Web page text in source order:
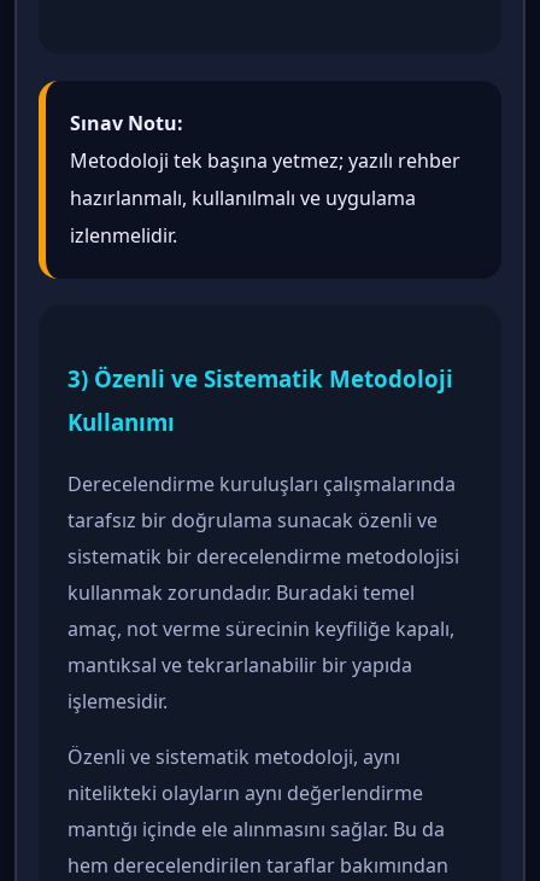
Sınav Notu:
Metodoloji tek başına yetmez; yazılı rehber
hazırlanmalı, kullanılmalı ve uygulama
izlenmelidir.
3) Özenli ve Sistematik Metodoloji
Kullanımı
Derecelendirme kuruluşları çalışmalarında
tarafsız bir doğrulama sunacak özenli ve
sistematik bir derecelendirme metodolojisi
kullanmak zorundadır. Buradaki temel
amaç, not verme sürecinin keyfiliğe kapalı,
mantıksal ve tekrarlanabilir bir yapıda
işlemesidir.
Özenli ve sistematik metodoloji, aynı
nitelikteki olayların aynı değerlendirme
mantığı içinde ele alınmasını sağlar. Bu da
hem derecelendirilen taraflar bakımından